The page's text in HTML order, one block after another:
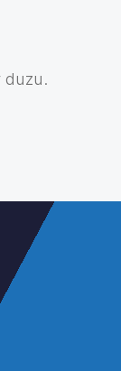
duzu.